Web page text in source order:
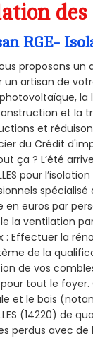
des
RGE-
proposons
un artisan de
la
et la
et
du Crédit
ça ? L’été
pour
spécialisé
en euros par
la ventilation
: Effectuer la
de la
de vos
tout le
et le bois
(14220) de
perdus avec de